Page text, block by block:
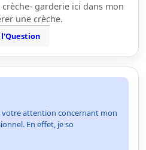
garderie ici dans mon
une crèche.
votre attention concernant mon
En effet, je so